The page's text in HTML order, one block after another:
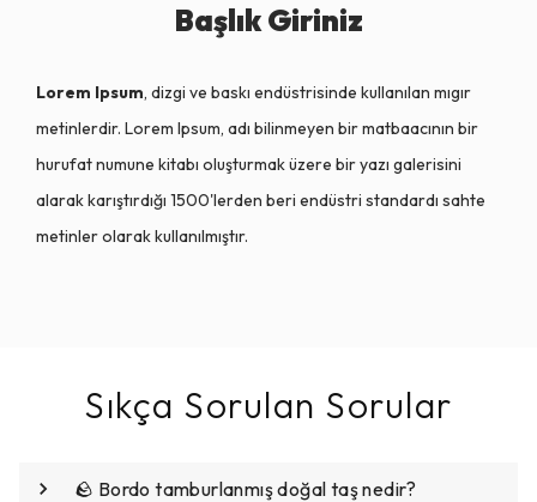
Başlık Giriniz
Lorem Ipsum, dizgi ve baskı endüstrisinde kullanılan mıgır
metinlerdir. Lorem Ipsum, adı bilinmeyen bir matbaacının bir
hurufat numune kitabı oluşturmak üzere bir yazı galerisini
alarak karıştırdığı 1500'lerden beri endüstri standardı sahte
metinler olarak kullanılmıştır.
Sıkça Sorulan Sorular
🪨 Bordo tamburlanmış doğal taş nedir?